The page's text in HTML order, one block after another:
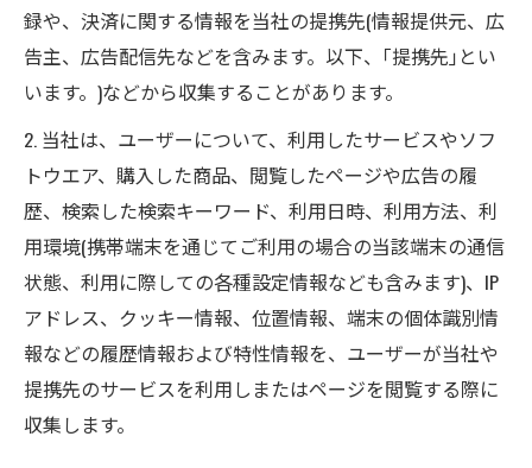
録や、決済に関する情報を当社の提携先(情報提供元、広
告主、広告配信先などを含みます。以下、｢提携先｣とい
います。)などから収集することがあります。
2. 当社は、ユーザーについて、利用したサービスやソフ
トウエア、購入した商品、閲覧したページや広告の履
歴、検索した検索キーワード、利用日時、利用方法、利
用環境(携帯端末を通じてご利用の場合の当該端末の通信
状態、利用に際しての各種設定情報なども含みます)、IP
アドレス、クッキー情報、位置情報、端末の個体識別情
報などの履歴情報および特性情報を、ユーザーが当社や
提携先のサービスを利用しまたはページを閲覧する際に
収集します。